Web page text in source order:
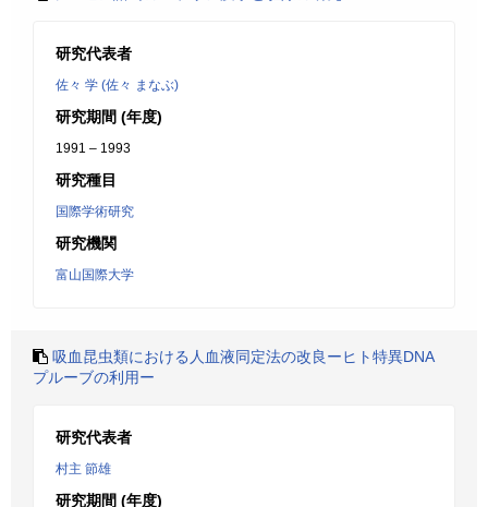
研究代表者
佐々 学 (佐々 まなぶ)
研究期間 (年度)
1991 – 1993
研究種目
国際学術研究
研究機関
富山国際大学
吸血昆虫類における人血液同定法の改良ーヒト特異DNA
プルーブの利用ー
研究代表者
村主 節雄
研究期間 (年度)